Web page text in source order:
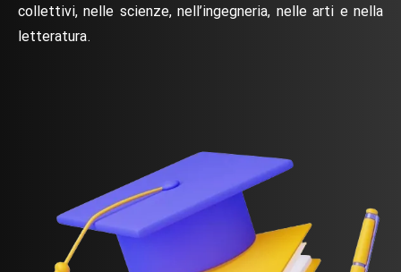
collettivi, nelle scienze, nell’ingegneria, nelle arti e nella
letteratura.